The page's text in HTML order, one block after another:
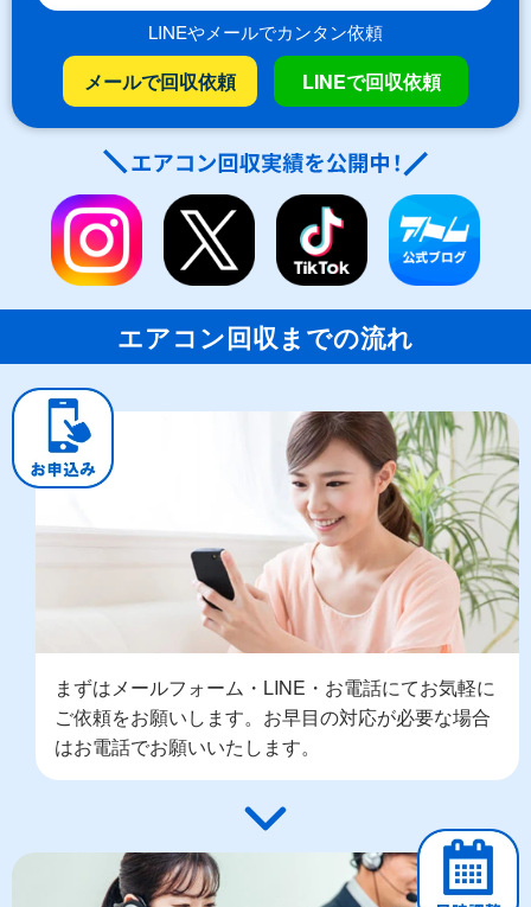
LINEやメールでカンタン依頼
メールで回収依頼 LINEで回収依頼
エアコン回収までの流れ
まずはメールフォーム・LINE・お電話にてお気軽に
ご依頼をお願いします。お早目の対応が必要な場合
はお電話でお願いいたします。